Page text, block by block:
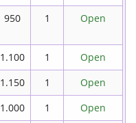
950 1 Open
1.100 1
Open
1.150 1
Open
1.000 1
Open